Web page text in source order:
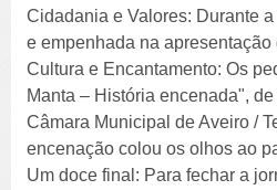
Cidadania e Valores: Durante
e empenhada na
Cultura e Encantamento: Os
Manta – História encenada",
Câmara Municipal de Aveiro /
encenação colou os olhos ao
Um doce final: Para fechar a